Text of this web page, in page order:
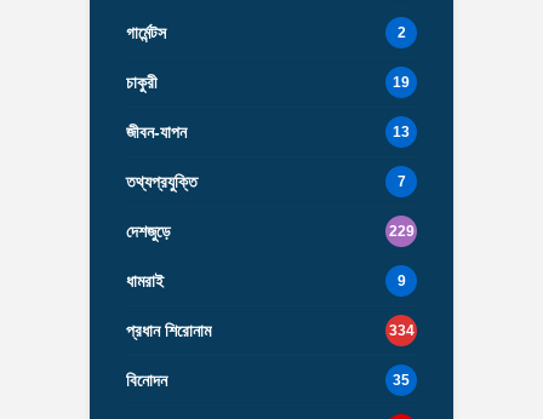
গার্মেন্টস 2
চাকুরী 19
জীবন-যাপন 13
তথ্যপ্রযুক্তি 7
দেশজুড়ে 229
ধামরাই 9
প্রধান শিরোনাম 334
বিনোদন 35